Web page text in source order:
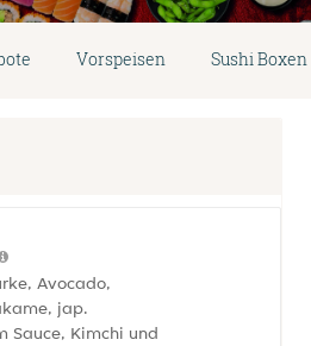
Vorspeisen Sushi Boxen
Avocado,
jap.
Sauce, Kimchi und